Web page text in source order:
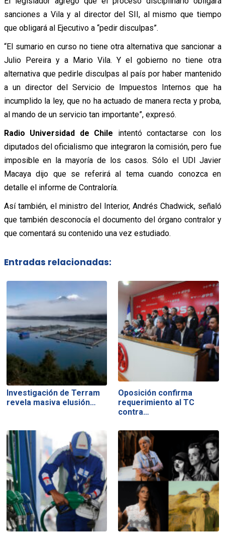
sanciones a Vila y al director del SII, al mismo que tiempo
que obligará al Ejecutivo a “pedir disculpas”.
“El sumario en curso no tiene otra alternativa que sancionar a
Julio Pereira y a Mario Vila. Y el gobierno no tiene otra
alternativa que pedirle disculpas al país por haber mantenido
a un director del Servicio de Impuestos Internos que ha
incumplido la ley, que no ha actuado de manera recta y proba,
al mando de un servicio tan importante”, expresó.
Radio Universidad de Chile intentó contactarse con los
diputados del oficialismo que integraron la comisión, pero fue
imposible en la mayoría de los casos. Sólo el UDI Javier
Macaya dijo que se referirá al tema cuando conozca en
detalle el informe de Contraloría.
Así también, el ministro del Interior, Andrés Chadwick, señaló
que también desconocía el documento del órgano contralor y
que comentará su contenido una vez estudiado.
Entradas relacionadas:
Investigación de Terram
revela masiva elusión…
Oposición confirma
requerimiento al TC
contra…